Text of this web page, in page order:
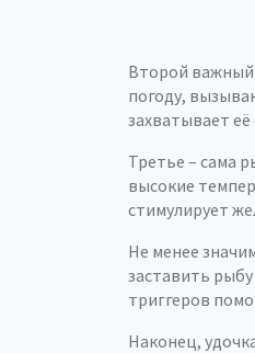
Второй важный
погоду,
захватывает
Третье – сама
высокие
стимулирует
Не менее
заставить
триггеров
Наконец,